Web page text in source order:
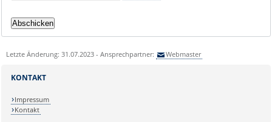
Letzte Änderung: 31.07.2023 - Ansprechpartner: Webmaster
KONTAKT
Impressum
Kontakt